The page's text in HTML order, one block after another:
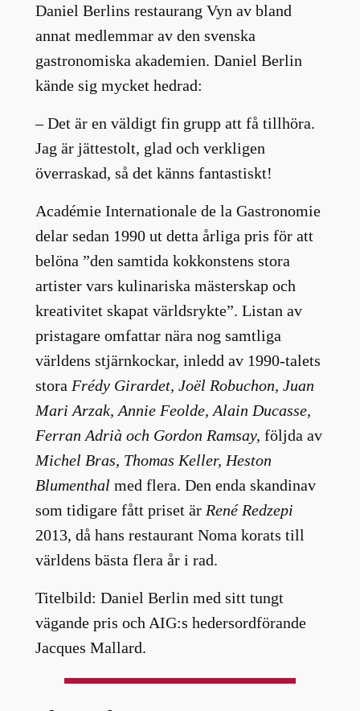
Daniel Berlins restaurang Vyn av bland
annat medlemmar av den svenska
gastronomiska akademien. Daniel Berlin
kände sig mycket hedrad:
– Det är en väldigt fin grupp att få tillhöra.
Jag är jättestolt, glad och verkligen
överraskad, så det känns fantastiskt!
Académie Internationale de la Gastronomie
delar sedan 1990 ut detta årliga pris för att
belöna ”den samtida kokkonstens stora
artister vars kulinariska mästerskap och
kreativitet skapat världsrykte”. Listan av
pristagare omfattar nära nog samtliga
världens stjärnkockar, inledd av 1990-talets
stora Frédy Girardet, Joël Robuchon, Juan
Mari Arzak, Annie Feolde, Alain Ducasse,
Ferran Adrià och Gordon Ramsay, följda av
Michel Bras, Thomas Keller, Heston
Blumenthal med flera. Den enda skandinav
som tidigare fått priset är René Redzepi
2013, då hans restaurant Noma korats till
världens bästa flera år i rad.
Titelbild: Daniel Berlin med sitt tungt
vägande pris och AIG:s hedersordförande
Jacques Mallard.